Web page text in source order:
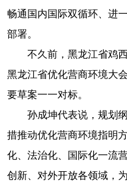
畅通国内国际双循环、进
部署。
不久前，黑龙江省鸡
黑龙江省优化营商环境大
要草案一一对标。
孙成坤代表说，规划
措推动优化营商环境指明
化、法治化、国际化一流
创新、对外开放各领域，